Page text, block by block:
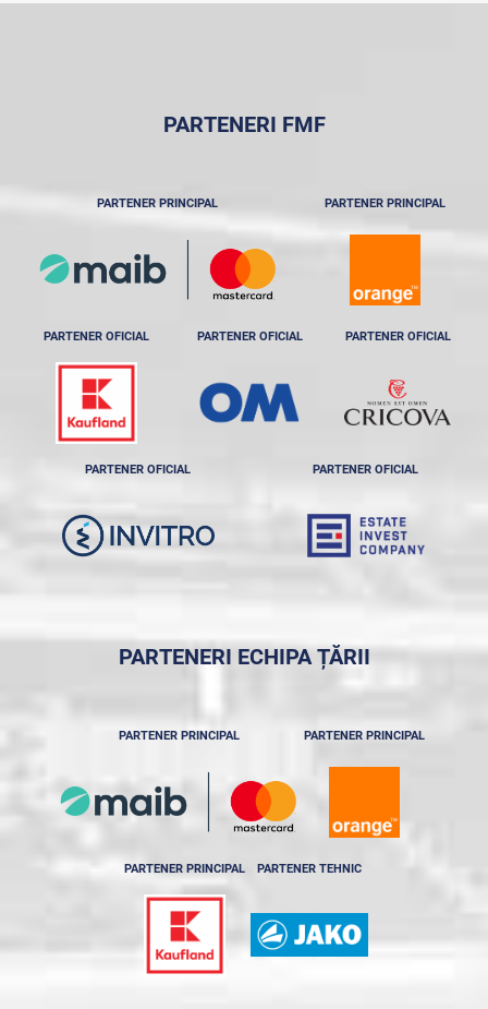
PARTENERI FMF
PARTENER PRINCIPAL PARTENER PRINCIPAL
PARTENER OFICIAL PARTENER OFICIAL PARTENER OFICIAL
PARTENER OFICIAL PARTENER OFICIAL
PARTENERI ECHIPA ȚĂRII
PARTENER PRINCIPAL PARTENER PRINCIPAL
PARTENER PRINCIPAL PARTENER TEHNIC